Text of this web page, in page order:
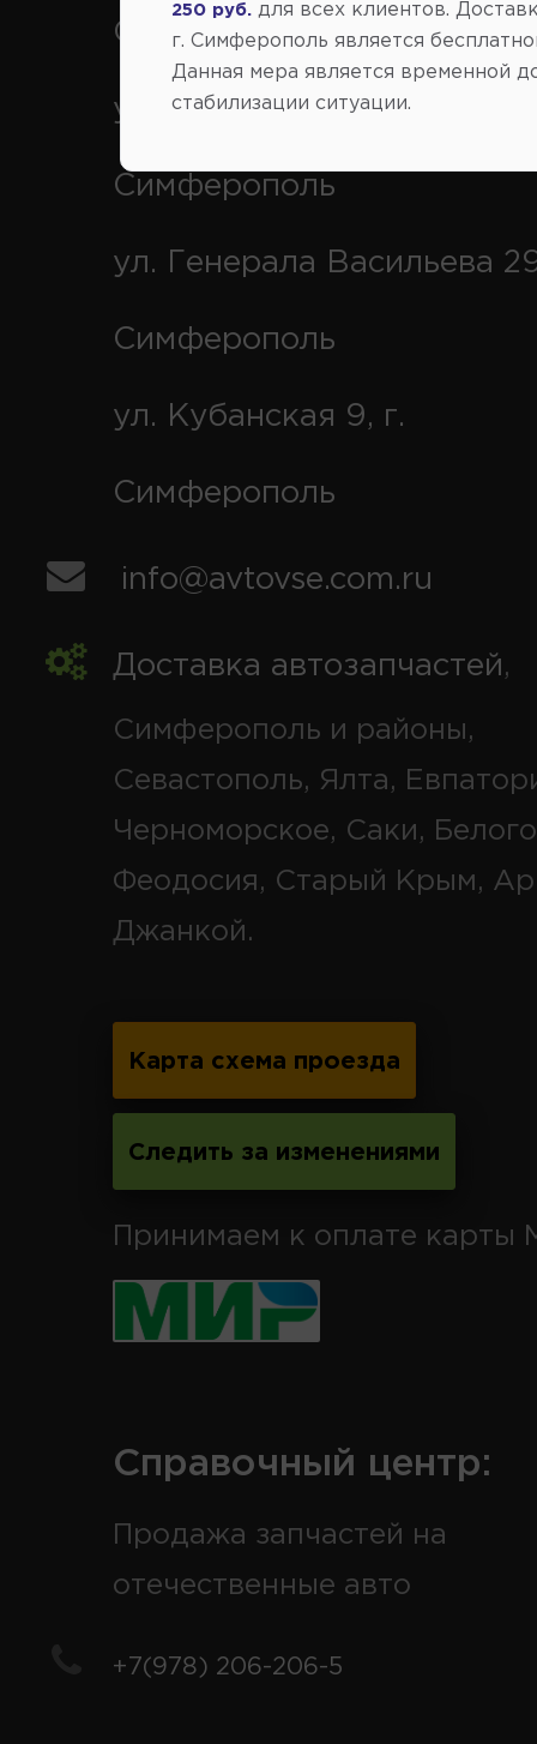
Симферополь
ул. Федоренко 1В, г.
Симферополь
ул. Генерала Васильева
Симферополь
ул. Кубанская 9, г.
Симферополь
info@avtovse.com.ru
Доставка автозапчастей,
Симферополь и районы,
Севастополь, Ялта,
Черноморское, Саки,
Феодосия, Старый Крым,
Джанкой.
Карта схема проезда
Следить за изменениями
Принимаем к оплате карты
Справочный центр:
Продажа запчастей на
отечественные авто
+7(978) 206-206-5
250 руб.
для всех клиентов.
г. Симферополь является
Данная мера является временной
стабилизации ситуации.